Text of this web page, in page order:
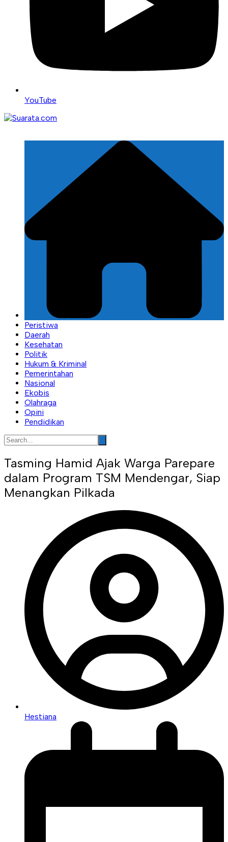
YouTube
Peristiwa
Daerah
Kesehatan
Politik
Hukum & Kriminal
Pemerintahan
Nasional
Ekobis
Olahraga
Opini
Pendidikan
Tasming Hamid Ajak Warga Parepare
dalam Program TSM Mendengar, Siap
Menangkan Pilkada
Hestiana